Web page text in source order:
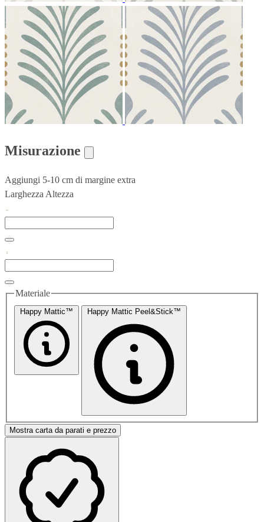
Misurazione
Aggiungi 5-10 cm di margine extra
Larghezza Altezza
Materiale
Happy Mattic™ Happy Mattic Peel&Stick™
Mostra carta da parati e prezzo